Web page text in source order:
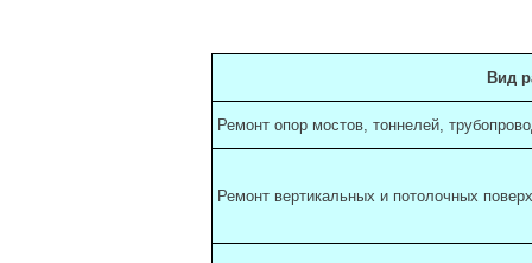
Вид
Ремонт опор мостов, тоннелей,
Ремонт вертикальных и потолочных